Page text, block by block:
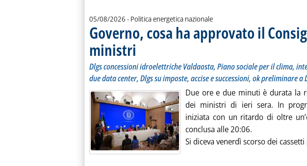
05/08/2026 - Politica energetica nazionale
Governo, cosa ha approvato il
ministri . Sottotitolo: Dlgs concessioni idroelettriche Valdaosta, Piano sociale
. Pubblicata IERI. alle 10.58.
Dlgs concessioni idroelettriche Valdaosta, Piano sociale per il clima,
due data center, Dlgs su imposte, accise e successioni, ok preliminare
Due ore e due minuti è durata la
dei ministri di ieri sera. In
iniziata con un ritardo di oltre
conclusa alle 20:06.
Si diceva venerdì scorso dei